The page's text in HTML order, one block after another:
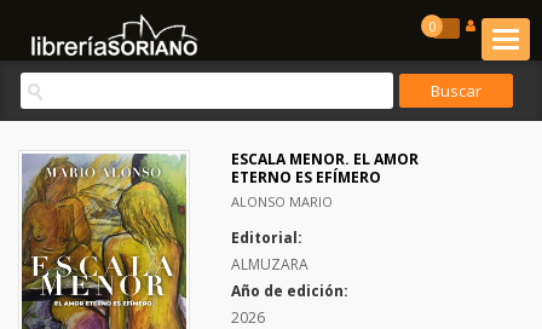
0
ESCALA MENOR. EL AMOR
ETERNO ES EFÍMERO
ALONSO MARIO
Editorial:
ALMUZARA
Año de edición:
2026